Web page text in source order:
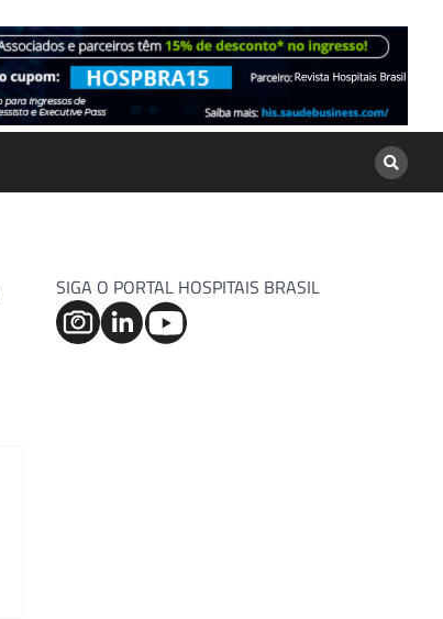
SIGA O PORTAL HOSPITAIS BRASIL